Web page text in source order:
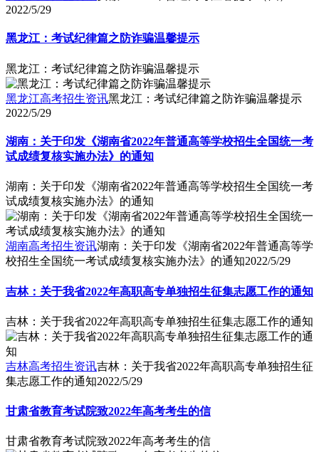
2022/5/29
黑龙江：考试纪律篇之防诈骗温馨提示
黑龙江：考试纪律篇之防诈骗温馨提示
黑龙江高考招生资讯 黑龙江：考试纪律篇之防诈骗温馨提示
2022/5/29
湖南：关于印发《湖南省2022年普通高等学校招生全国统一考
试成绩复核实施办法》的通知
湖南：关于印发《湖南省2022年普通高等学校招生全国统一考
试成绩复核实施办法》的通知
湖南高考招生资讯湖南：关于印发《湖南省2022年普通高等学
校招生全国统一考试成绩复核实施办法》的通知2022/5/29
吉林：关于我省2022年高职高专单独招生征集志愿工作的通知
吉林：关于我省2022年高职高专单独招生征集志愿工作的通知
吉林高考招生资讯吉林：关于我省2022年高职高专单独招生征
集志愿工作的通知2022/5/29
甘肃省教育考试院致2022年高考考生的信
甘肃省教育考试院致2022年高考考生的信